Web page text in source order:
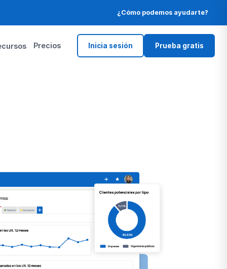
¿Cómo podemos ayudarte?
Precios Inicia sesión Prueba gratis